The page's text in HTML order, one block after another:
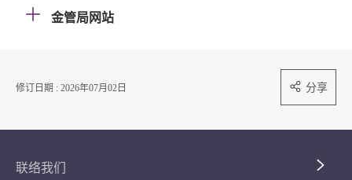
金管局网站
修订日期 : 2026年07月02日 分享
联络我们